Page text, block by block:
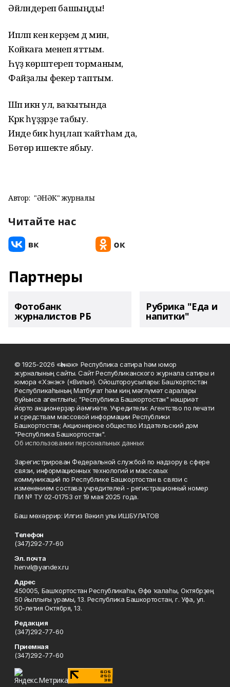
Әйләндереп башыңды!
Ипләп кенә керҙем дә мин,
Койкаға менеп яттым.
Һүҙ көрәштереп торманым,
Файҙалы фекер таптым.
Шәп икән ул, ваҡытында
Кәрәк һүҙҙәрҙе табыу.
Инде бик һуңлап ҡайтһам да,
Бөтөр ишекте ябыу.
Автор: "ҺӘНӘК" журналы
Читайте нас
Партнеры
Фотобанк
журналистов РБ
Рубрика "Еда и
напитки"
© 1925-2026 «Һәнәк» Республика сатира һәм юмор
журналының сайты. Сайт Республиканского журнала сатиры и
юмора «Хэнэк» («Вилы»). Ойоштороусылары: Башҡортостан
Республикаһының Матбуғат һәм киң мәғлүмәт саралары
буйынса агентлығы; "Республика Башкортостан" нәшриәт
йорто акционерҙар йәмғиәте. Учредители: Агентство по печати
и средствам массовой информации Республики
Башкортостан; Акционерное общество Издательский дом
"Республика Башкортостан".
Об использовании персональных данных
Зарегистрирован Федеральной службой по надзору в сфере
связи, информационных технологий и массовых
коммуникаций по Республике Башкортостан в связи с
изменением состава учредителей - регистрационный номер
ПИ № ТУ 02-01753 от 19 мая 2025 года.
Баш мөхәррир: Илгиз Вәкил улы ИШБУЛАТОВ
Телефон
(347)292-77-60
Эл. почта
henvil@yandex.ru
Адрес
450005, Башҡортостан Республикаһы, Өфө ҡалаһы, Октябрҙең
50 йыллығы урамы, 13. Республика Башкортостан, г. Уфа, ул.
50-летия Октября, 13.
Редакция
(347)292-77-60
Приемная
(347)292-77-60